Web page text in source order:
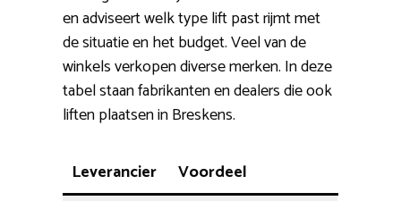
en adviseert welk type lift past rijmt met
de situatie en het budget. Veel van de
winkels verkopen diverse merken. In deze
tabel staan fabrikanten en dealers die ook
liften plaatsen in Breskens.
Leverancier Voordeel